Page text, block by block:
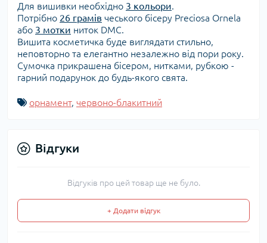
Для вишивки необхідно 3 кольори.
Потрібно 26 грамів чеського бісеру Preciosa Ornela
або 3 мотки ниток DMC.
Вишита косметичка буде виглядати стильно,
неповторно та елегантно незалежно від пори року.
Сумочка прикрашена бісером, нитками, рубкою -
гарний подарунок до будь-якого свята.
орнамент, червоно-блакитний
Відгуки
Відгуків про цей товар ще не було.
+ Додати відгук